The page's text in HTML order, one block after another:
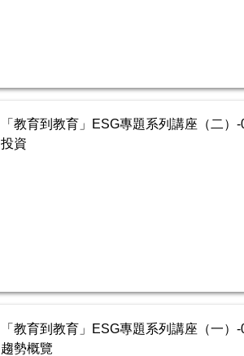
「教育到教育」ESG專題系列講座（二）
投資
「教育到教育」ESG專題系列講座（一
趨勢概覽